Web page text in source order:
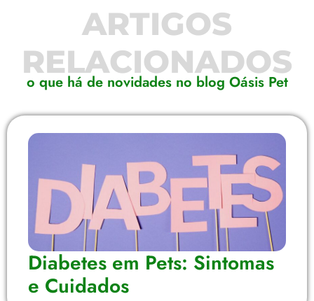
ARTIGOS
RELACIONADOS
o que há de novidades no blog Oásis Pet
Diabetes em Pets: Sintomas
e Cuidados